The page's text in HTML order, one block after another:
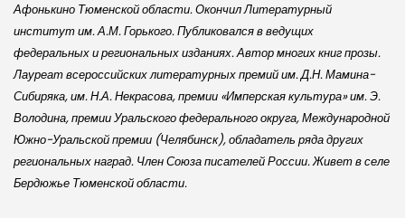
Афонькино Тюменской области. Окончил Литературный
институт им. А.М. Горького. Публиковался в ведущих
федеральных и региональных изданиях. Автор многих книг прозы.
Лауреат всероссийских литературных премий им. Д.Н. Мамина-
Сибиряка, им. Н.А. Некрасова, премии «Имперская культура» им. Э.
Володина, премии Уральского федерального округа, Международной
Южно-Уральской премии (Челябинск), обладатель ряда других
региональных наград. Член Союза писателей России. Живет в селе
Бердюжье Тюменской области.